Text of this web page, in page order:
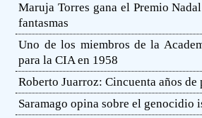
Maruja Torres gana el Premio
fantasmas
Uno de los miembros de la
para la CIA en 1958
Roberto Juarroz: Cincuenta años
Saramago opina sobre el genocidio